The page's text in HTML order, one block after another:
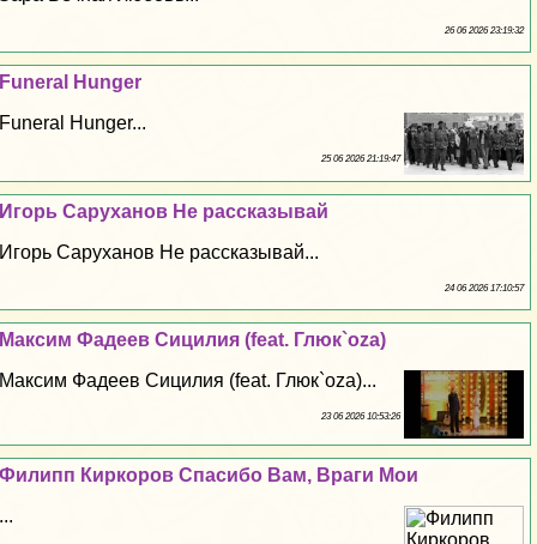
26 06 2026 23:19:32
Funeral Hunger
Funeral Hunger...
25 06 2026 21:19:47
Игорь Саруханов Не рассказывай
Игорь Саруханов Не рассказывай...
24 06 2026 17:10:57
Максим Фадеев Сицилия (feat. Глюк`oza)
Максим Фадеев Сицилия (feat. Глюк`oza)...
23 06 2026 10:53:26
Филипп Киркоров Спасибо Вам, Враги Мои
...